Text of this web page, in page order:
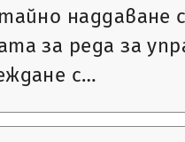
наддаване
за реда за
с…